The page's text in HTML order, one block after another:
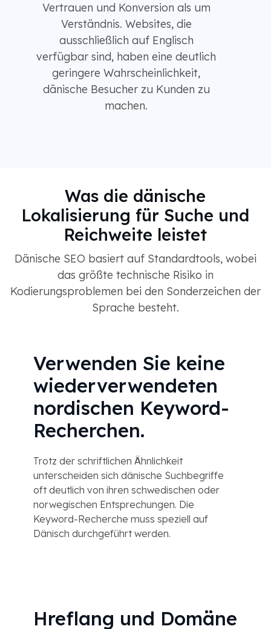
Vertrauen und Konversion als um
Verständnis. Websites, die
ausschließlich auf Englisch
verfügbar sind, haben eine deutlich
geringere Wahrscheinlichkeit,
dänische Besucher zu Kunden zu
machen.
Was die dänische
Lokalisierung für Suche und
Reichweite leistet
Dänische SEO basiert auf Standardtools, wobei
das größte technische Risiko in
Kodierungsproblemen bei den Sonderzeichen der
Sprache besteht.
Verwenden Sie keine
wiederverwendeten
nordischen Keyword-
Recherchen.
Trotz der schriftlichen Ähnlichkeit
unterscheiden sich dänische Suchbegriffe
oft deutlich von ihren schwedischen oder
norwegischen Entsprechungen. Die
Keyword-Recherche muss speziell auf
Dänisch durchgeführt werden.
Hreflang und Domäne